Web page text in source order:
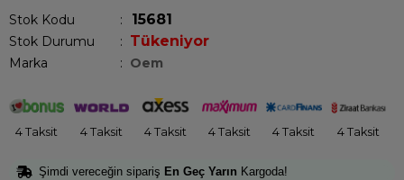
Stok Kodu 15681
Stok Durumu : Tükeniyor
Marka : Oem
4 Taksit 4 Taksit 4 Taksit 4 Taksit 4 Taksit 4 Taksit
Şimdi vereceğin sipariş En Geç Yarın Kargoda!